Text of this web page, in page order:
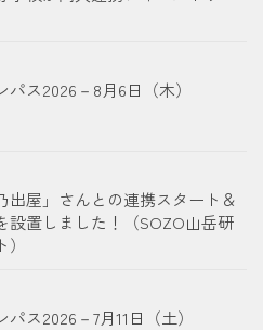
ス2026－8月6日（木）
出屋」さんとの連携スタート＆
設置しました！（SOZO山岳研
ス2026－7月11日（土）